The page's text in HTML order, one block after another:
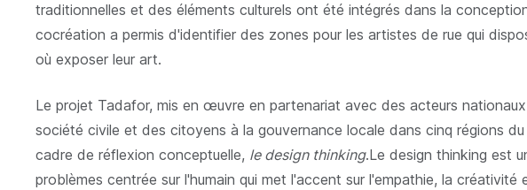
traditionnelles et des éléments culturels ont été intégrés dans la
cocréation a permis d'identifier des zones pour les artistes de rue qui
où exposer leur art.
Le projet Tadafor, mis en œuvre en partenariat avec des acteurs
société civile et des citoyens à la gouvernance locale dans cinq régions
cadre de réflexion conceptuelle, le design thinking.Le design thinking est
problèmes centrée sur l'humain qui met l'accent sur l'empathie, la